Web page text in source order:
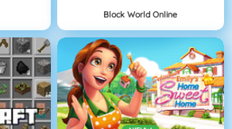
Block World Online